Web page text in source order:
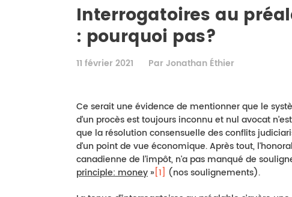
Interrogatoires au
: pourquoi pas?
11 février 2021 Par Jonathan Éthier
Ce serait une évidence de mentionner que le
d’un procès est toujours inconnu et nul avocat
que la résolution consensuelle des conflits
d’un point de vue économique. Après tout,
canadienne de l’impôt, n'a pas manqué de
principle: money »[1] (nos soulignements).